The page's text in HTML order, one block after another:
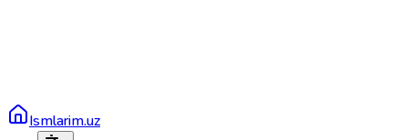
Ismlarim.uz